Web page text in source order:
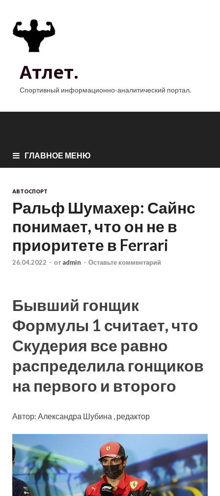
Атлет.
Спортивный информационно-аналитический портал.
ГЛАВНОЕ МЕНЮ
АВТОСПОРТ
Ральф Шумахер: Сайнс
понимает, что он не в
приоритете в Ferrari
26.04.2022 - от admin - Оставьте комментарий
Бывший гонщик
Формулы 1 считает, что
Скудерия все равно
распределила гонщиков
на первого и второго
Автор: Александра Шубина , редактор